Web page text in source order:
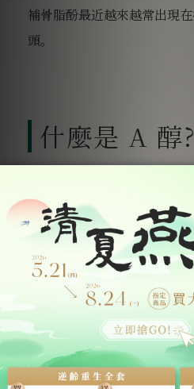
補骨脂酚最近越來越常出現
頭。
什麼是 A 醇?
，是維
們討論 A 醇之前，需要先提
A 酸
也是維生素 A 的一種形
謝、撫平肌膚細紋、使肌膚
上痘痘較嚴重的患者，常會
於 A 酸的效用較強、同時也
台灣被列為醫師處方用藥，
立處方給患者。一般保養品